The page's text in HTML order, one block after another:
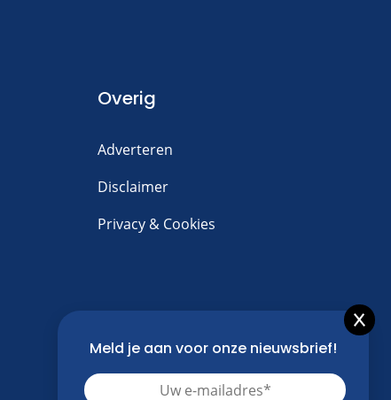
Overig
Adverteren
Disclaimer
Privacy & Cookies
Meld je aan voor onze nieuwsbrief!